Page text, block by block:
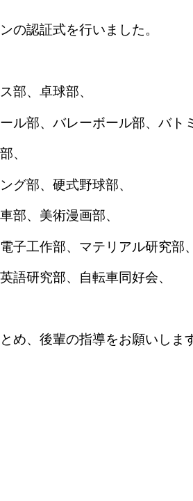
の認証式を行いました。
部、卓球部、
ル部、バレーボール部、バト
、
グ部、硬式野球部、
部、美術漫画部、
子工作部、マテリアル研究部、
語研究部、自転車同好会、
め、後輩の指導をお願いしま